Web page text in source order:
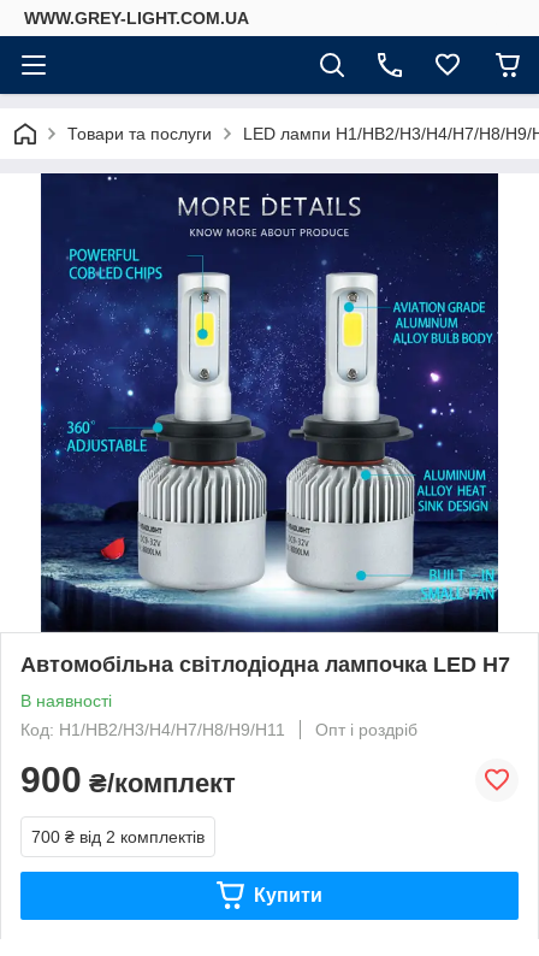
WWW.GREY-LIGHT.COM.UA
Товари та послуги LED лампи Н1/HB2/Н3/H4/Н7/Н8/Н9/
Автомобільна світлодіодна лампочка LED H7
В наявності
Код: Н1/HB2/Н3/H4/Н7/Н8/Н9/Н11
Опт і роздріб
900 ₴/комплект
700 ₴ від 2 комплектів
Купити